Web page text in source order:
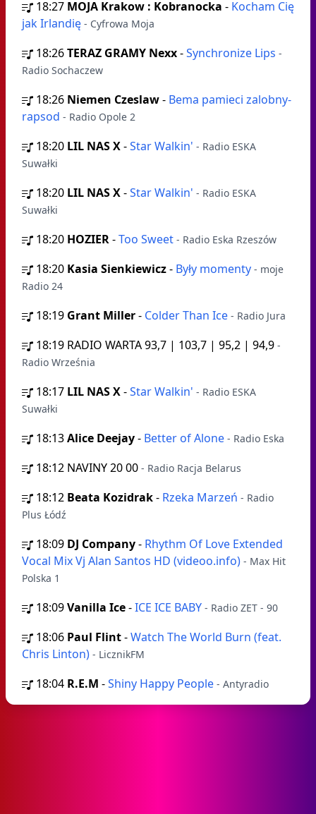
18:27 MOJA Krakow : Kobranocka - Kocham Cię
jak Irlandię - Cyfrowa Moja
18:26TERAZ GRAMY Nexx-Synchronize Lips -
Radio Sochaczew
18:26 Niemen Czeslaw- Bema pamieci zalobny-
rapsod - Radio Opole 2
18:20 LIL NAS X-Star Walkin' - Radio ESKA
Suwałki
18:20 LIL NAS X-Star Walkin' - Radio ESKA
Suwałki
18:20 HOZIER-Too Sweet - Radio Eska Rzeszów
18:20 Kasia Sienkiewicz- Były momenty - moje
Radio 24
18:19 Grant Miller- Colder Than Ice - Radio Jura
18:19 RADIO WARTA 93,7 | 103,7 | 95,2 | 94,9 -
Radio Września
18:17 LIL NAS X-Star Walkin' - Radio ESKA
Suwałki
18:13Alice Deejay- Better of Alone - Radio Eska
18:12 NAVINY 20 00 - Radio Racja Belarus
18:12 Beata Kozidrak- Rzeka Marzeń - Radio
Plus Łódź
18:09 DJ Company- Rhythm Of Love Extended
Vocal Mix Vj Alan Santos HD (videoo.info) - Max Hit
Polska 1
18:09Vanilla Ice-ICE ICE BABY - Radio ZET - 90
18:06 Paul Flint-Watch The World Burn (feat.
Chris Linton) - LicznikFM
18:04 R.E.M -Shiny Happy People - Antyradio